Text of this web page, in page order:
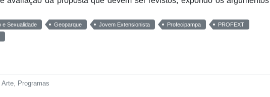
e Sexualidade Geoparque Jovem Extensionista Profecipampa
PROFEXT
Arte, Programas